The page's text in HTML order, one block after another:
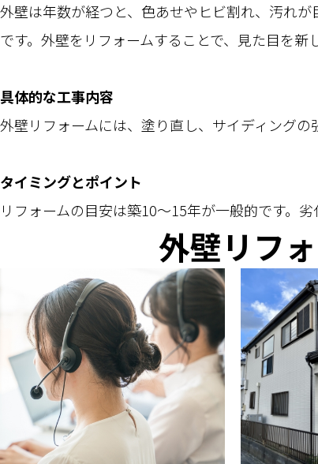
外壁は年数が経つと、色あせやヒビ割れ、汚れ
です。外壁をリフォームすることで、見た目を新
具体的な工事内容
外壁リフォームには、塗り直し、サイディングの
タイミングとポイント
リフォームの目安は築10～15年が一般的です。
外壁リフ